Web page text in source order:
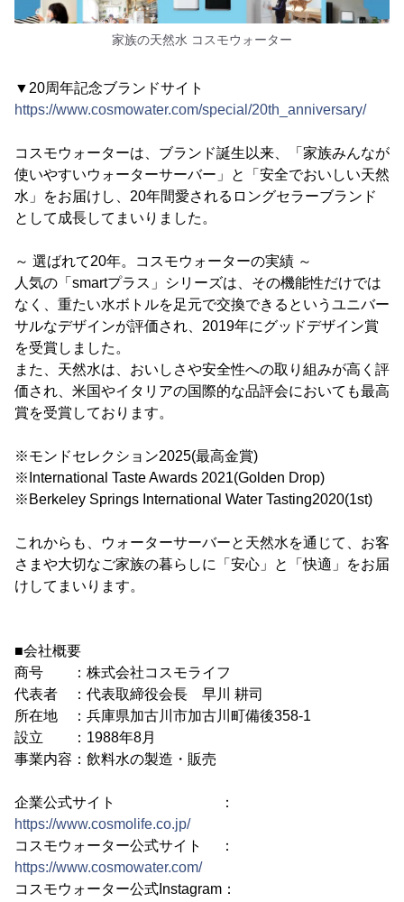
家族の天然水 コスモウォーター
▼20周年記念ブランドサイト
https://www.cosmowater.com/special/20th_anniversary/
コスモウォーターは、ブランド誕生以来、「家族みんなが
使いやすいウォーターサーバー」と「安全でおいしい天然
水」をお届けし、20年間愛されるロングセラーブランド
として成長してまいりました。
～ 選ばれて20年。コスモウォーターの実績 ～
人気の「smartプラス」シリーズは、その機能性だけでは
なく、重たい水ボトルを足元で交換できるというユニバー
サルなデザインが評価され、2019年にグッドデザイン賞
を受賞しました。
また、天然水は、おいしさや安全性への取り組みが高く評
価され、米国やイタリアの国際的な品評会においても最高
賞を受賞しております。
※モンドセレクション2025(最高金賞)
※International Taste Awards 2021(Golden Drop)
※Berkeley Springs International Water Tasting2020(1st)
これからも、ウォーターサーバーと天然水を通じて、お客
さまや大切なご家族の暮らしに「安心」と「快適」をお届
けしてまいります。
■会社概要
商号 ：株式会社コスモライフ
代表者 ：代表取締役会長 早川 耕司
所在地 ：兵庫県加古川市加古川町備後358-1
設立 ：1988年8月
事業内容：飲料水の製造・販売
企業公式サイト ：
https://www.cosmolife.co.jp/
コスモウォーター公式サイト ：
https://www.cosmowater.com/
コスモウォーター公式Instagram：